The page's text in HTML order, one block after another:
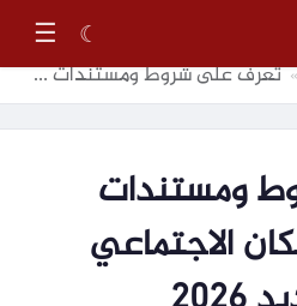
☾
☰
» تعرف على شروط ومستندات حجز شقق الإسكان الاجتماعي في الطرح الجديد 2026
ومستندات
الاجتماعي